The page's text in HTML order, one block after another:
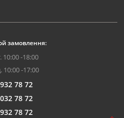
замовлення:
10:00 -18:00
10:00 -17:00
78 72
78 72
78 72